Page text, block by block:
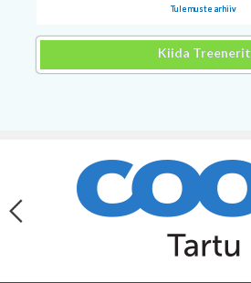
Tulemuste arhiiv
Kiida Treenerit